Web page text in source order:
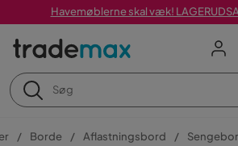
Havemøblerne skal væk!
Borde Aflastningsbord